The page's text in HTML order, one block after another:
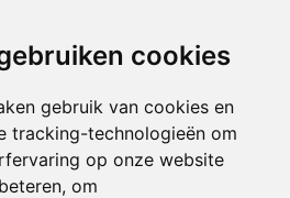
cookies
gebruik van cookies en
tracking-technologieën om
op onze website
om
ons op! We helpen u graag